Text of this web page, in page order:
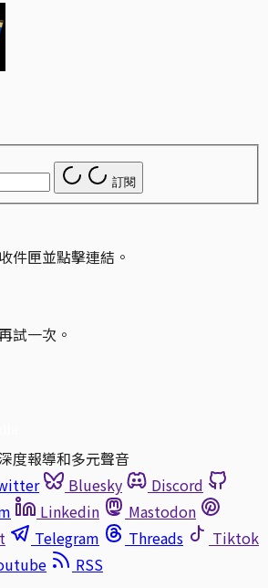
訂閱
件匣並點擊連結。
試一次。
度報導和多元聲音
Bluesky
Discord
Linkedin
Mastodon
Telegram Threads
Tiktok
RSS